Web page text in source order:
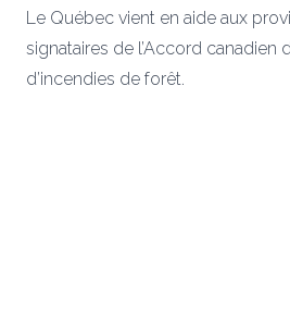
Le Québec vient en aide aux
signataires de l’Accord canadien
d’incendies de forêt.